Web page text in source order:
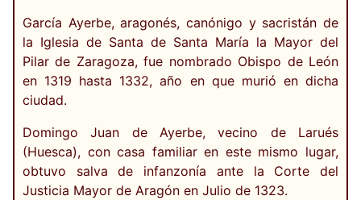
García Ayerbe, aragonés, canónigo y sacristán de
la Iglesia de Santa de Santa María la Mayor del
Pilar de Zaragoza, fue nombrado Obispo de León
en 1319 hasta 1332, año en que murió en dicha
ciudad.
Domingo Juan de Ayerbe, vecino de Larués
(Huesca), con casa familiar en este mismo lugar,
obtuvo salva de infanzonía ante la Corte del
Justicia Mayor de Aragón en Julio de 1323.